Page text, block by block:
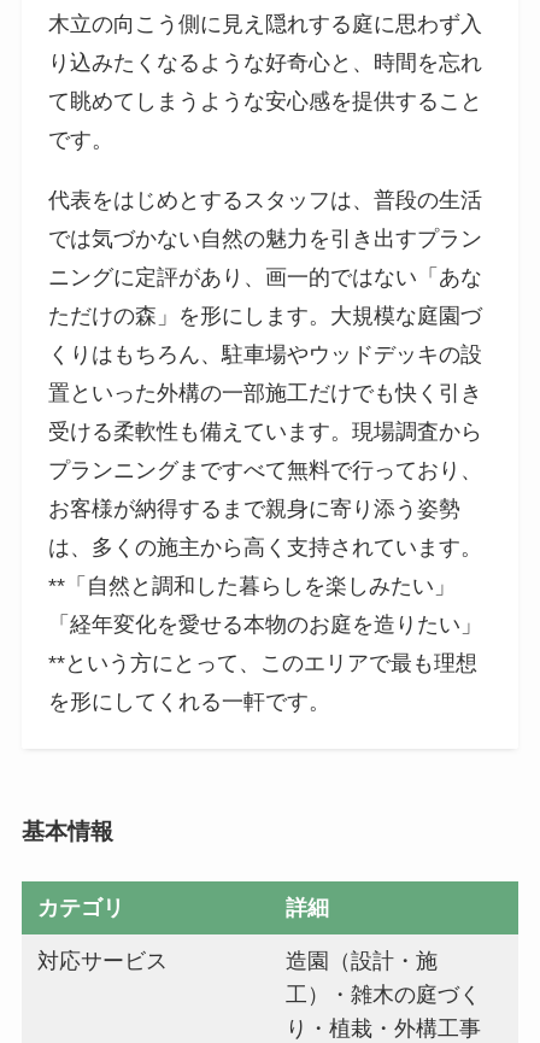
木立の向こう側に見え隠れする庭に思わず入
り込みたくなるような好奇心と、時間を忘れ
て眺めてしまうような安心感を提供すること
です。
代表をはじめとするスタッフは、普段の生活
では気づかない自然の魅力を引き出すプラン
ニングに定評があり、画一的ではない「あな
ただけの森」を形にします。大規模な庭園づ
くりはもちろん、駐車場やウッドデッキの設
置といった外構の一部施工だけでも快く引き
受ける柔軟性も備えています。現場調査から
プランニングまですべて無料で行っており、
お客様が納得するまで親身に寄り添う姿勢
は、多くの施主から高く支持されています。
**「自然と調和した暮らしを楽しみたい」
「経年変化を愛せる本物のお庭を造りたい」
**という方にとって、このエリアで最も理想
を形にしてくれる一軒です。
基本情報
カテゴリ 詳細
対応サービス
造園（設計・施
工）・雑木の庭づく
り・植栽・外構工事